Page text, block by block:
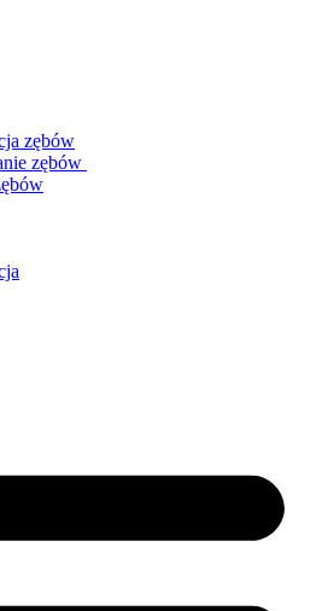
zębów
zębów